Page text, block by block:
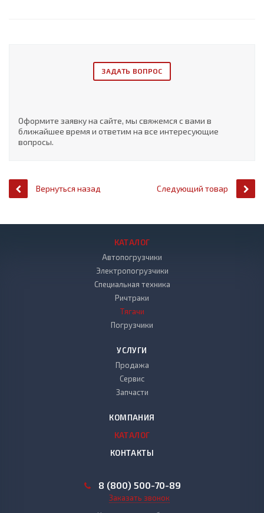
ЗАДАТЬ ВОПРОС
Оформите заявку на сайте, мы свяжемся с вами в
ближайшее время и ответим на все интересующие
вопросы.
Вернуться назад Следующий товар
КАТАЛОГ
Автопогрузчики
Электропогрузчики
Специальная техника
Ричтраки
Тягачи
Погрузчики
УСЛУГИ
Продажа
Сервис
Запчасти
КОМПАНИЯ
КАТАЛОГ
КОНТАКТЫ
8 (800) 500-70-89
Заказать звонок